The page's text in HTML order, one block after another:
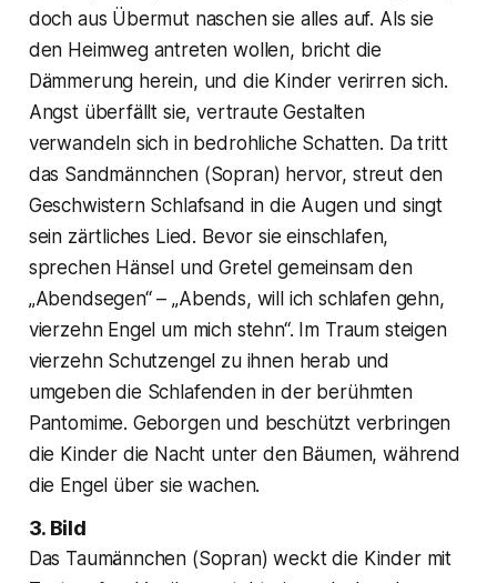
doch aus Übermut naschen sie alles auf. Als sie
den Heimweg antreten wollen, bricht die
Dämmerung herein, und die Kinder verirren sich.
Angst überfällt sie, vertraute Gestalten
verwandeln sich in bedrohliche Schatten. Da tritt
das Sandmännchen (Sopran) hervor, streut den
Geschwistern Schlafsand in die Augen und singt
sein zärtliches Lied. Bevor sie einschlafen,
sprechen Hänsel und Gretel gemeinsam den
„Abendsegen“ – „Abends, will ich schlafen gehn,
vierzehn Engel um mich stehn“. Im Traum steigen
vierzehn Schutzengel zu ihnen herab und
umgeben die Schlafenden in der berühmten
Pantomime. Geborgen und beschützt verbringen
die Kinder die Nacht unter den Bäumen, während
die Engel über sie wachen.
3. Bild
Das Taumännchen (Sopran) weckt die Kinder mit